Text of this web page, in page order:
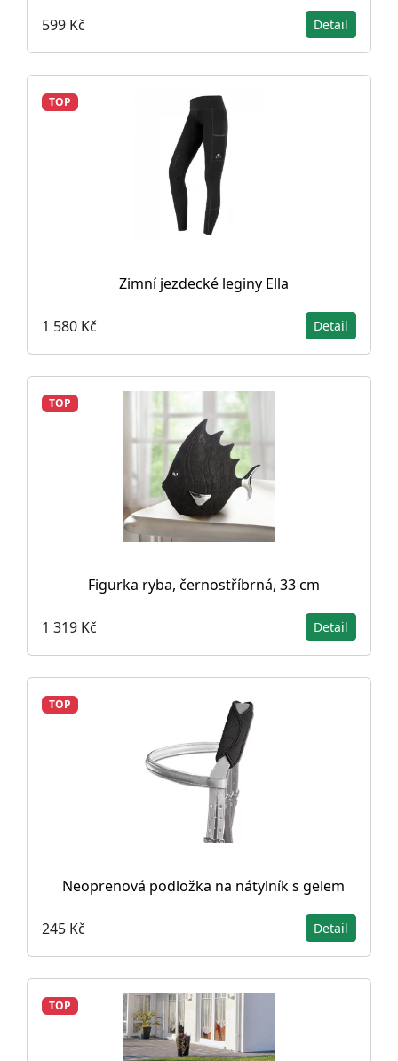
599 Kč Detail
TOP
Zimní jezdecké leginy Ella
1 580 Kč Detail
TOP
Figurka ryba, černostříbrná, 33 cm
1 319 Kč Detail
TOP
Neoprenová podložka na nátylník s gelem
245 Kč Detail
TOP